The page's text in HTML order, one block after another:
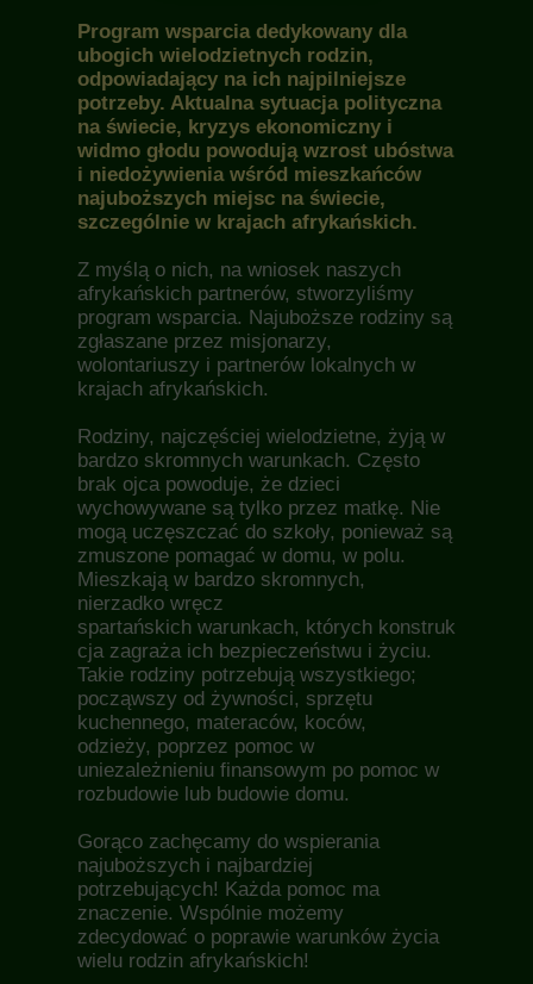
Program wsparcia dedykowany dla
ubogich wielodzietnych rodzin,
odpowiadający na ich najpilniejsze
potrzeby. Aktualna sytuacja polityczna
na świecie, kryzys ekonomiczny i
widmo głodu powodują wzrost ubóstwa
i niedożywienia wśród mieszkańców
najuboższych miejsc na świecie,
szczególnie w krajach afrykańskich.
Z myślą o nich, na wniosek naszych
afrykańskich partnerów, stworzyliśmy
program wsparcia. Najuboższe rodziny są
zgłaszane przez misjonarzy,
wolontariuszy i partnerów lokalnych w
krajach afrykańskich.
Rodziny, najczęściej wielodzietne, żyją w
bardzo skromnych warunkach. Często
brak ojca powoduje, że dzieci
wychowywane są tylko przez matkę. Nie
mogą uczęszczać do szkoły, ponieważ są
zmuszone pomagać w domu, w polu.
Mieszkają w bardzo skromnych,
nierzadko wręcz
spartańskich warunkach, których konstruk
cja zagraża ich bezpieczeństwu i życiu.
Takie rodziny potrzebują wszystkiego;
począwszy od żywności, sprzętu
kuchennego, materaców, koców,
odzieży, poprzez pomoc w
uniezależnieniu finansowym po pomoc w
rozbudowie lub budowie domu.
Gorąco zachęcamy do wspierania
najuboższych i najbardziej
potrzebujących! Każda pomoc ma
znaczenie. Wspólnie możemy
zdecydować o poprawie warunków życia
wielu rodzin afrykańskich!